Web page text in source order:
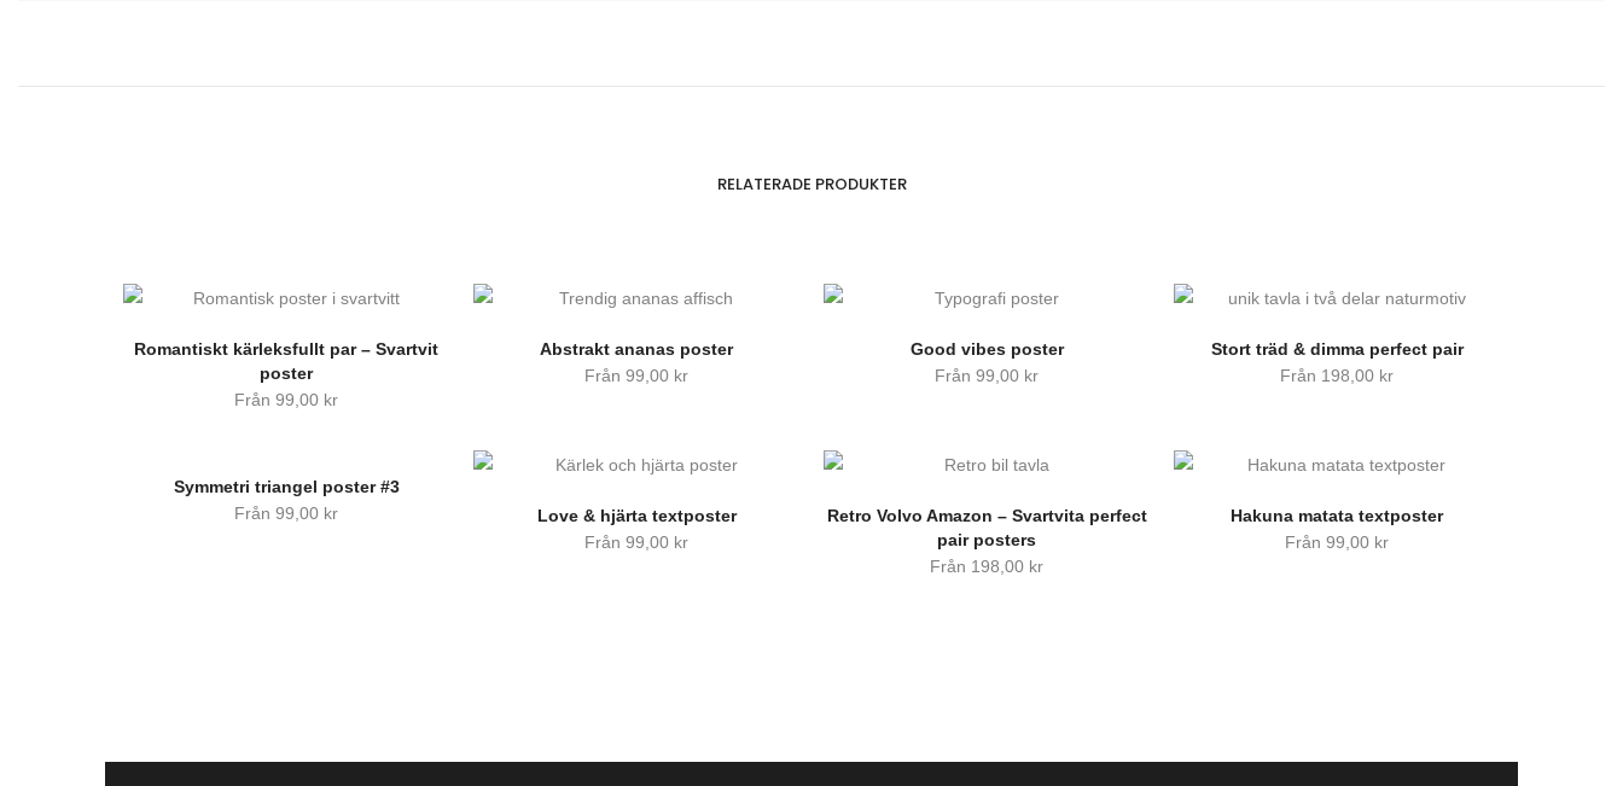
RELATERADE PRODUKTER
Romantiskt kärleksfullt par – Svartvit
poster
Från 99,00 kr
Abstrakt ananas poster
Från 99,00 kr
Good vibes poster
Från 99,00 kr
Stort träd & dimma perfect pair
Från 198,00 kr
Symmetri triangel poster #3
Från 99,00 kr
Love & hjärta textposter
Från 99,00 kr
Retro Volvo Amazon – Svartvita perfect
pair posters
Från 198,00 kr
Hakuna matata textposter
Från 99,00 kr